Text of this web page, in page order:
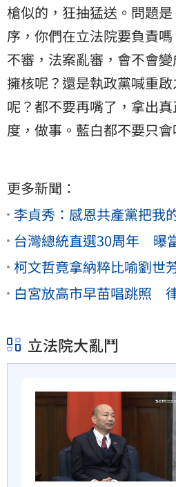
槍似的，狂抽猛送。問題
序，你們在立法院要負責
不審，法案亂審，會不會
擁核呢？還是執政黨喊重
呢？都不要再嘴了，拿出
度，做事。藍白都不要只會
更多新聞：
李貞秀：感恩共產黨把我
台灣總統直選30周年 曝
柯文哲竟拿納粹比喻劉
白宮放高市早苗唱跳照
立法院大亂鬥